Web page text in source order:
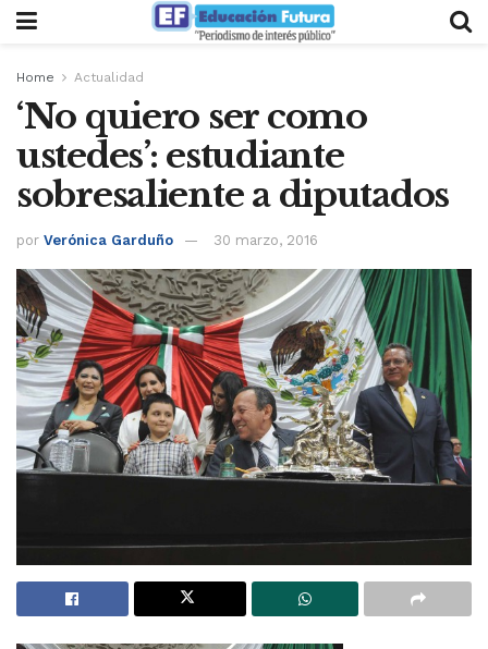
Home Actualidad
‘No quiero ser como
ustedes’: estudiante
sobresaliente a diputados
por Verónica Garduño 30 marzo, 2016